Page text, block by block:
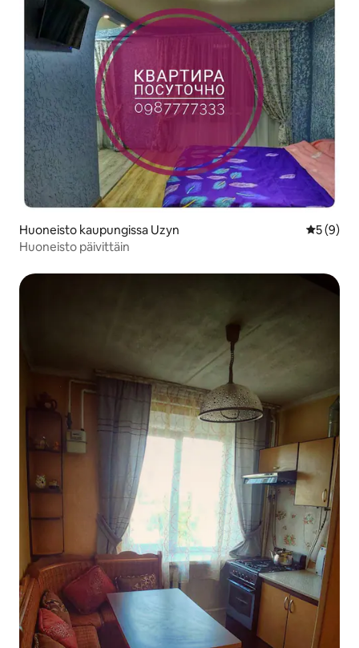
Huoneisto kaupungissa Uzyn
5 (9)
Huoneisto päivittäin